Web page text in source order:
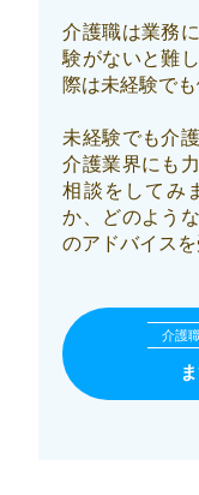
介護職は業務
験がないと難
際は未経験で
未経験でも介
介護業界にも
相談をしてみ
か、どのよう
のアドバイスを
介護